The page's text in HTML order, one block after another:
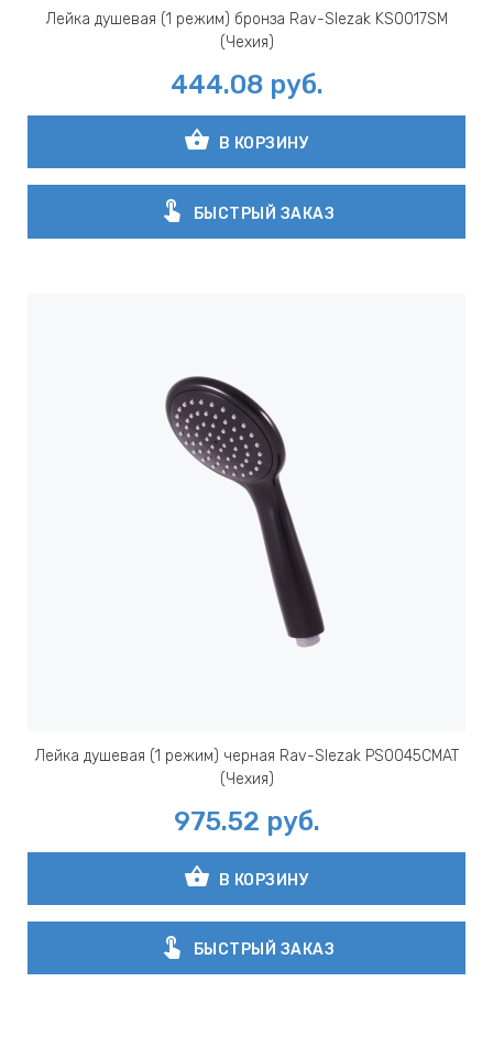
Лейка душевая (1 режим) бронза Rav-Slezak KS0017SM
(Чехия)
444.08 руб.
shopping_basket В КОРЗИНУ
touch_app БЫСТРЫЙ ЗАКАЗ
Лейка душевая (1 режим) черная Rav-Slezak PS0045CMAT
(Чехия)
975.52 руб.
shopping_basket В КОРЗИНУ
touch_app БЫСТРЫЙ ЗАКАЗ